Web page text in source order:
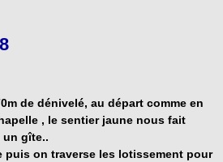
de dénivelé, au départ comme en
, le sentier jaune nous fait
un gîte..
on traverse les lotissement pour